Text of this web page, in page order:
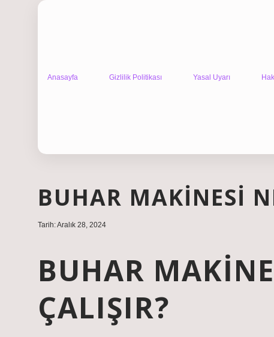
Anasayfa Gizlilik Politikası Yasal Uyarı
BUHAR MAKINESI
Tarih: Aralık 28, 2024
BUHAR
ÇALIŞIR?